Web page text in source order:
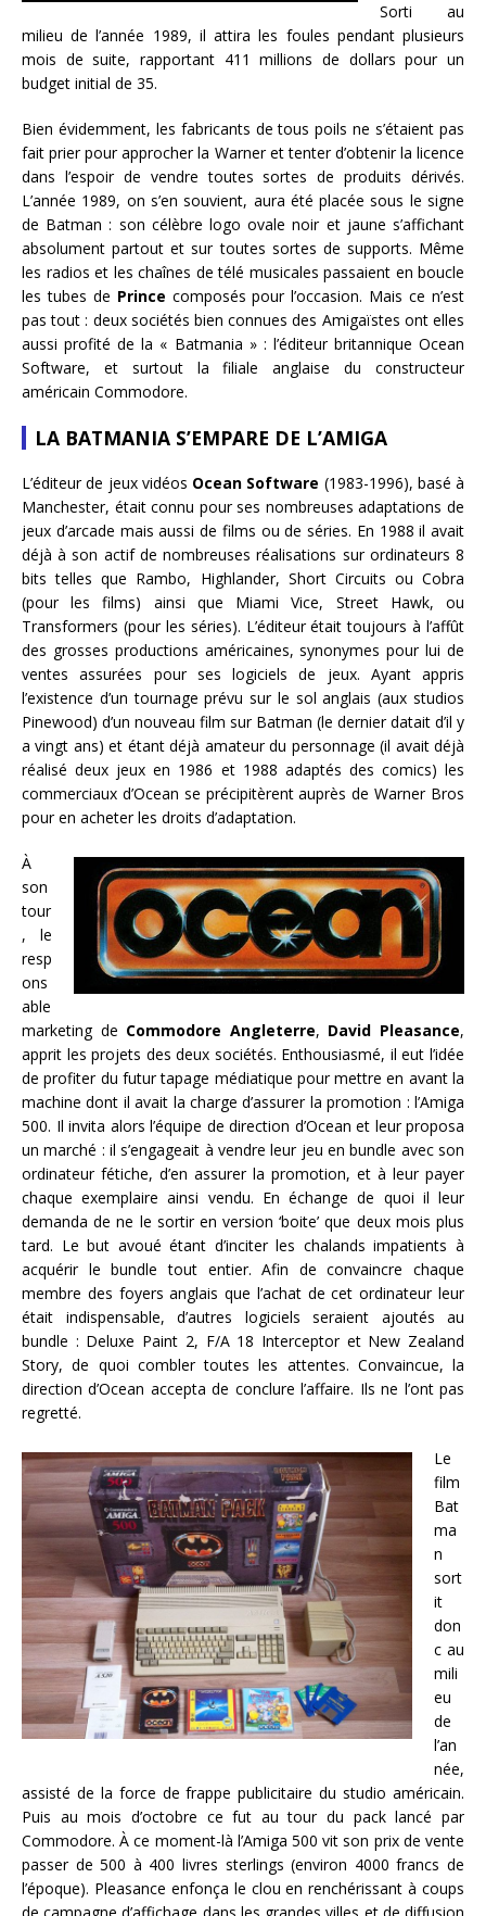
Sorti au
milieu de l’année 1989, il attira les foules pendant plusieurs
mois de suite, rapportant 411 millions de dollars pour un
budget initial de 35.
Bien évidemment, les fabricants de tous poils ne s’étaient pas
fait prier pour approcher la Warner et tenter d’obtenir la licence
dans l’espoir de vendre toutes sortes de produits dérivés.
L’année 1989, on s’en souvient, aura été placée sous le signe
de Batman : son célèbre logo ovale noir et jaune s’affichant
absolument partout et sur toutes sortes de supports. Même
les radios et les chaînes de télé musicales passaient en boucle
les tubes de Prince composés pour l’occasion. Mais ce n’est
pas tout : deux sociétés bien connues des Amigaïstes ont elles
aussi profité de la « Batmania » : l’éditeur britannique Ocean
Software, et surtout la filiale anglaise du constructeur
américain Commodore.
LA BATMANIA S’EMPARE DE L’AMIGA
L’éditeur de jeux vidéos Ocean Software (1983-1996), basé à
Manchester, était connu pour ses nombreuses adaptations de
jeux d’arcade mais aussi de films ou de séries. En 1988 il avait
déjà à son actif de nombreuses réalisations sur ordinateurs 8
bits telles que Rambo, Highlander, Short Circuits ou Cobra
(pour les films) ainsi que Miami Vice, Street Hawk, ou
Transformers (pour les séries). L’éditeur était toujours à l’affût
des grosses productions américaines, synonymes pour lui de
ventes assurées pour ses logiciels de jeux. Ayant appris
l’existence d’un tournage prévu sur le sol anglais (aux studios
Pinewood) d’un nouveau film sur Batman (le dernier datait d’il y
a vingt ans) et étant déjà amateur du personnage (il avait déjà
réalisé deux jeux en 1986 et 1988 adaptés des comics) les
commerciaux d’Ocean se précipitèrent auprès de Warner Bros
pour en acheter les droits d’adaptation.
À
son
tour
, le
resp
ons
able
marketing de Commodore Angleterre, David Pleasance,
apprit les projets des deux sociétés. Enthousiasmé, il eut l’idée
de profiter du futur tapage médiatique pour mettre en avant la
machine dont il avait la charge d’assurer la promotion : l’Amiga
500. Il invita alors l’équipe de direction d’Ocean et leur proposa
un marché : il s’engageait à vendre leur jeu en bundle avec son
ordinateur fétiche, d’en assurer la promotion, et à leur payer
chaque exemplaire ainsi vendu. En échange de quoi il leur
demanda de ne le sortir en version ‘boite’ que deux mois plus
tard. Le but avoué étant d’inciter les chalands impatients à
acquérir le bundle tout entier. Afin de convaincre chaque
membre des foyers anglais que l’achat de cet ordinateur leur
était indispensable, d’autres logiciels seraient ajoutés au
bundle : Deluxe Paint 2, F/A 18 Interceptor et New Zealand
Story, de quoi combler toutes les attentes. Convaincue, la
direction d’Ocean accepta de conclure l’affaire. Ils ne l’ont pas
regretté.
Le
film
Bat
ma
n
sort
it
don
c au
mili
eu
de
l’an
née,
assisté de la force de frappe publicitaire du studio américain.
Puis au mois d’octobre ce fut au tour du pack lancé par
Commodore. À ce moment-là l’Amiga 500 vit son prix de vente
passer de 500 à 400 livres sterlings (environ 4000 francs de
l’époque). Pleasance enfonça le clou en renchérissant à coups